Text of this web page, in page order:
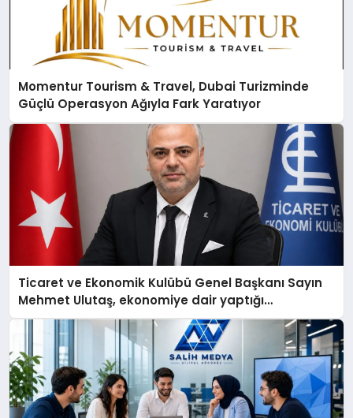
Momentur Tourism & Travel, Dubai Turizminde
Güçlü Operasyon Ağıyla Fark Yaratıyor
Ticaret ve Ekonomik Kulübü Genel Başkanı Sayın
Mehmet Ulutaş, ekonomiye dair yaptığı
açıklamada şunları kaydetti: